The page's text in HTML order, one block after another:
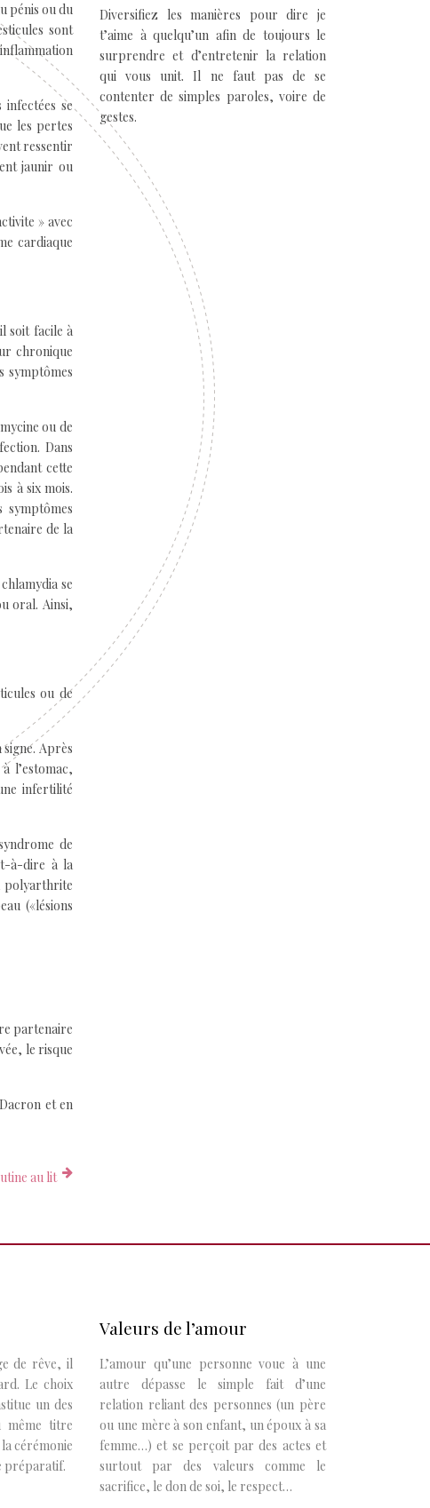
pénis ou du
sont
se
les pertes
ressentir
jaunir ou
» avec
cardiaque
soit facile à
chronique
symptômes
ou de
Dans
cette
à six mois.
de la
se
oral. Ainsi,
ou de
Après
l’estomac,
infertilité
de
à-dire à la
polyarthrite
(«lésions
partenaire
le risque
et en
au lit
Diversifiez les manières pour dire je
t’aime à quelqu’un afin de toujours le
surprendre et d’entretenir la relation
qui vous unit. Il ne faut pas de se
contenter de simples paroles, voire de
gestes.
de rêve, il
Le choix
un des
même titre
cérémonie
préparatif.
Valeurs de l’amour
L’amour qu’une personne voue à une
autre dépasse le simple fait d’une
relation reliant des personnes (un père
ou une mère à son enfant, un époux à sa
femme…) et se perçoit par des actes et
surtout par des valeurs comme le
sacrifice, le don de soi, le respect…